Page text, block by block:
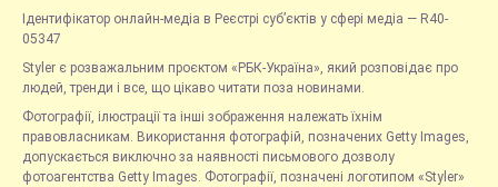
Ідентифікатор онлайн-медіа в Реєстрі суб’єктів у сфері медіа — R40-
05347
Styler є розважальним проєктом «РБК-Україна», який розповідає про
людей, тренди і все, що цікаво читати поза новинами.
Фотографії, ілюстрації та інші зображення належать їхнім
правовласникам. Використання фотографій, позначених Getty Images,
допускається виключно за наявності письмового дозволу
фотоагентства Getty Images. Фотографії, позначені логотипом «Styler»